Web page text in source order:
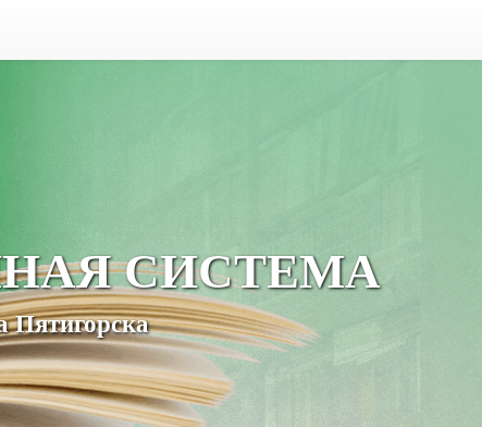
СИСТЕМА
Пятигорска